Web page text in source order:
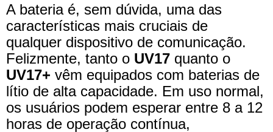
A bateria é, sem dúvida, uma das
características mais cruciais de
qualquer dispositivo de comunicação.
Felizmente, tanto o UV17 quanto o
UV17+ vêm equipados com baterias de
lítio de alta capacidade. Em uso normal,
os usuários podem esperar entre 8 a 12
horas de operação contínua,